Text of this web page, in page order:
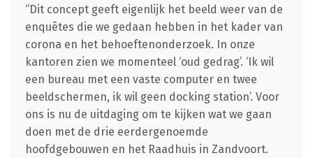
“Dit concept geeft eigenlijk het beeld weer van de
enquêtes die we gedaan hebben in het kader van
corona en het behoeftenonderzoek. In onze
kantoren zien we momenteel ‘oud gedrag’. ‘Ik wil
een bureau met een vaste computer en twee
beeldschermen, ik wil geen docking station’. Voor
ons is nu de uitdaging om te kijken wat we gaan
doen met de drie eerdergenoemde
hoofdgebouwen en het Raadhuis in Zandvoort.